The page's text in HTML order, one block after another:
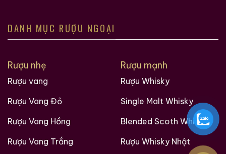
Gỗ sồi thanh lịch
Không quá ngọt
Ghi chú nếm thử chi tiết
Vì là whisky cổ điển, cấu trúc hương vị của 1963
Benrinnes 14 Year Old thể hiện rõ dấu ấn thời đại.
Màu sắc
Vàng hổ phách đậm ánh đồng – tự nhiên từ quá trình
trưởng thành trong thùng gỗ sồi.
DANH MỤC RƯỢU NGOẠI
Rượu nhẹ
Rượu vang
Rượu Vang Đỏ
Rượu Vang Hồng
Rượu Vang Trắng
Rượu mạnh
Rượu Whisky
Single Malt Whisky
Blended Scoth Whisky
Rượu Whisky Nhật